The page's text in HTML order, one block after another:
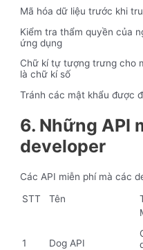
Mã hóa dữ liệu trước khi
Kiểm tra thẩm quyền của
ứng dụng
Chữ kí tự tượng trưng cho
là chữ kí số
Tránh các mật khẩu được
6. Những API
developer
Các API miễn phí mà các
STT Tên
1 Dog API